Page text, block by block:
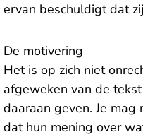
ervan beschuldigt dat
De motivering
Het is op zich niet
afgeweken van de
daaraan geven. Je
dat hun mening over